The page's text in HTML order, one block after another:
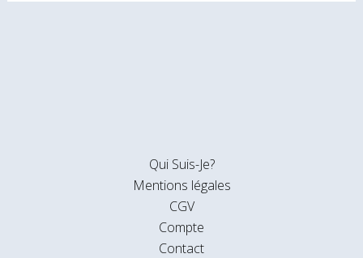
Qui Suis-Je?
Mentions légales
CGV
Compte
Contact